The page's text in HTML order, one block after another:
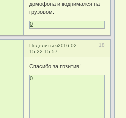
домофона и поднимался на
грузовом.
0
Поделиться 18
2016-02-
15 22:15:57
Спасибо за позитив!
0